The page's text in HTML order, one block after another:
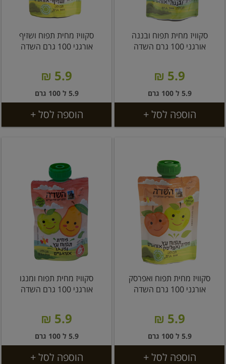
סקוויז מחית תפוח ובננה
אורגני 100 גרם השדה
5.9 ₪
5.9 ל 100 גרם
הוספה לסל +
סקוויז מחית תפוח ושזיף
אורגני 100 גרם השדה
5.9 ₪
5.9 ל 100 גרם
הוספה לסל +
סקוויז מחית תפוח ואפרסק
אורגני 100 גרם השדה
5.9 ₪
5.9 ל 100 גרם
הוספה לסל +
סקוויז מחית תפוח ומנגו
אורגני 100 גרם השדה
5.9 ₪
5.9 ל 100 גרם
הוספה לסל +